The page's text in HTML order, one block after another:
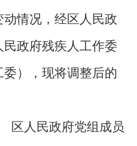
动情况 ，经区人民政
民政府残疾人工作委
），现将调整后的
区人民政府党组成员